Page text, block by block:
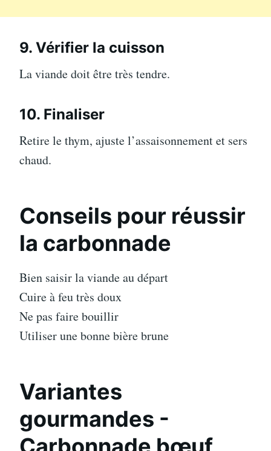
9. Vérifier la cuisson
La viande doit être très tendre.
10. Finaliser
Retire le thym, ajuste l’assaisonnement et sers
chaud.
Conseils pour réussir
la carbonnade
Bien saisir la viande au départ
Cuire à feu très doux
Ne pas faire bouillir
Utiliser une bonne bière brune
Variantes
gourmandes -